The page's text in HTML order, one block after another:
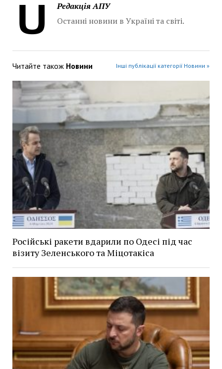
Редакція АПУ
Останні новини в Україні та світі.
Читайте також Новини Інші публікації категорії Новини »
Російські ракети вдарили по Одесі під час
візиту Зеленського та Міцотакіса